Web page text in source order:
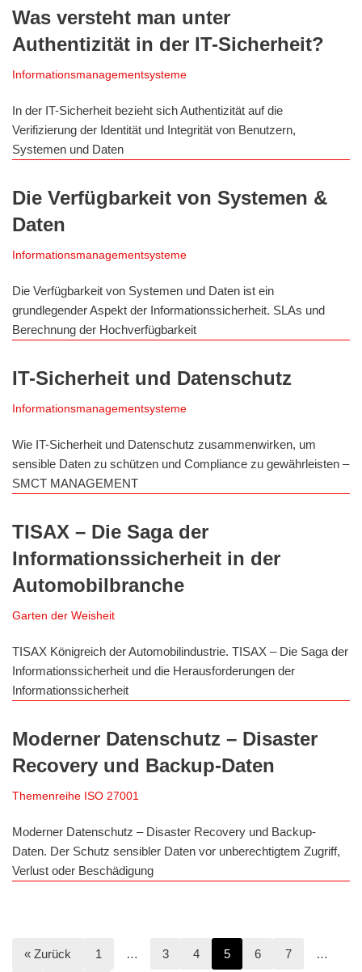
Was versteht man unter
Authentizität in der IT-Sicherheit?
Informationsmanagementsysteme
In der IT-Sicherheit bezieht sich Authentizität auf die
Verifizierung der Identität und Integrität von Benutzern,
Systemen und Daten
Die Verfügbarkeit von Systemen &
Daten
Informationsmanagementsysteme
Die Verfügbarkeit von Systemen und Daten ist ein
grundlegender Aspekt der Informationssicherheit. SLAs und
Berechnung der Hochverfügbarkeit
IT-Sicherheit und Datenschutz
Informationsmanagementsysteme
Wie IT-Sicherheit und Datenschutz zusammenwirken, um
sensible Daten zu schützen und Compliance zu gewährleisten –
SMCT MANAGEMENT
TISAX – Die Saga der
Informationssicherheit in der
Automobilbranche
Garten der Weisheit
TISAX Königreich der Automobilindustrie. TISAX – Die Saga der
Informationssicherheit und die Herausforderungen der
Informationssicherheit
Moderner Datenschutz – Disaster
Recovery und Backup-Daten
Themenreihe ISO 27001
Moderner Datenschutz – Disaster Recovery und Backup-
Daten. Der Schutz sensibler Daten vor unberechtigtem Zugriff,
Verlust oder Beschädigung
« Zurück 1 … 3 4 5 6 7 …